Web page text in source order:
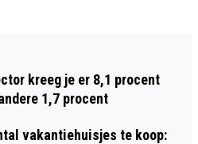
kreeg je er 8,1 procent
1,7 procent
vakantiehuisjes te koop: